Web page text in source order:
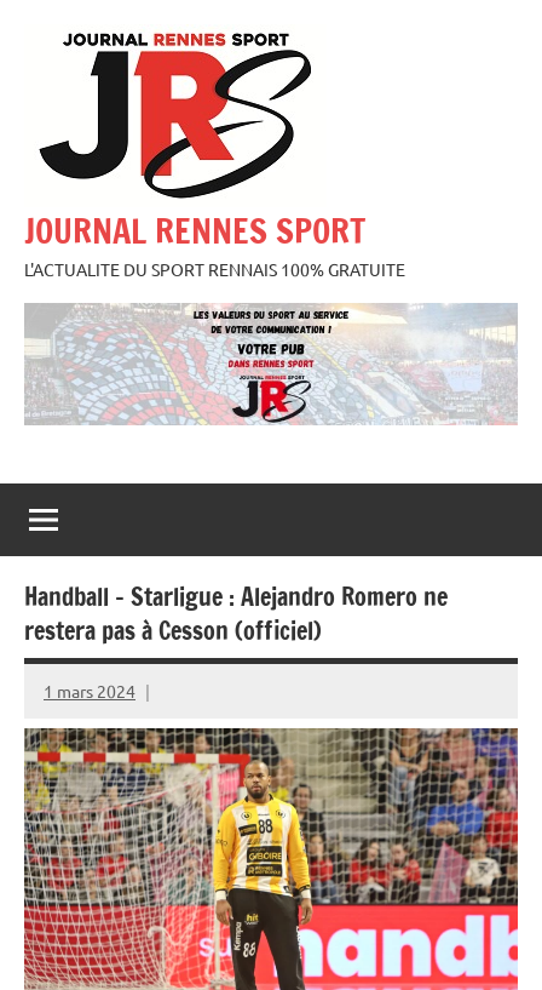
JOURNAL RENNES SPORT
L'ACTUALITE DU SPORT RENNAIS 100% GRATUITE
Handball – Starligue : Alejandro Romero ne
restera pas à Cesson (officiel)
1 mars 2024
Rédaction
JRS